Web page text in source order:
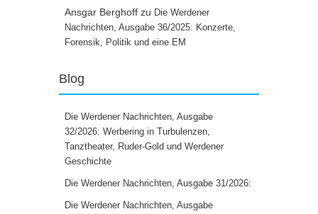
Ansgar Berghoff zu Die Werdener
Nachrichten, Ausgabe 36/2025: Konzerte,
Forensik, Politik und eine EM
Blog
Die Werdener Nachrichten, Ausgabe
32/2026: Werbering in Turbulenzen,
Tanztheater, Ruder-Gold und Werdener
Geschichte
Die Werdener Nachrichten, Ausgabe 31/2026:
Die Werdener Nachrichten, Ausgabe